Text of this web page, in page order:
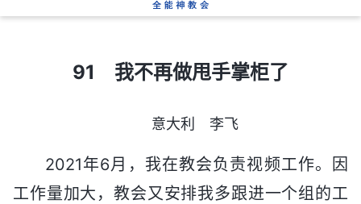
91 我不再做甩手掌柜了
意大利 李飞
2021年6月，我在教会负责视频工作。因
工作量加大，教会又安排我多跟进一个组的工